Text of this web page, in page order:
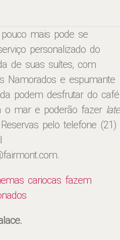
mais pode se
personalizado do
de suas suítes, com
Namorados e espumante
podem desfrutar do café
o mar e poderão fazer late
pelo telefone (21)
cariocas fazem